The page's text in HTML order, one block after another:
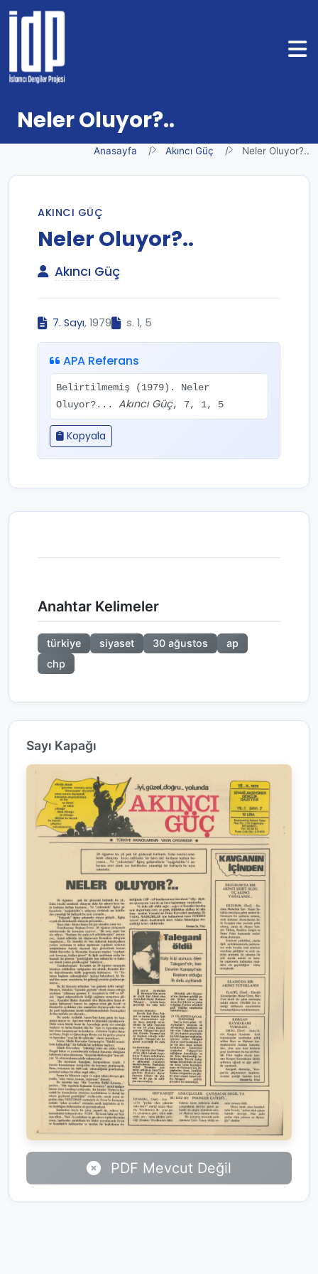
Neler Oluyor?..
Anasayfa Akıncı Güç Neler Oluyor?..
AKINCI GÜÇ
Neler Oluyor?..
Akıncı Güç
7. Sayı, 1979 s. 1, 5
APA Referans
Belirtilmemiş (1979). Neler
Oluyor?... Akıncı Güç, 7, 1, 5
Kopyala
Anahtar Kelimeler
türkiye siyaset 30 ağustos
ap
chp
Sayı Kapağı
PDF Mevcut Değil